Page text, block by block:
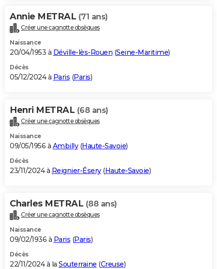
Annie METRAL (71 ans)
Créer une cagnotte obsèques
Naissance
20/04/1953 à Déville-lès-Rouen (Seine-Maritime)
Décès
05/12/2024 à Paris (Paris)
Henri METRAL (68 ans)
Créer une cagnotte obsèques
Naissance
09/05/1956 à Ambilly(Haute-Savoie)
Décès
23/11/2024 à Reignier-Ésery(Haute-Savoie)
Charles METRAL (88 ans)
Créer une cagnotte obsèques
Naissance
09/02/1936 à Paris (Paris)
Décès
22/11/2024 à la Souterraine (Creuse)